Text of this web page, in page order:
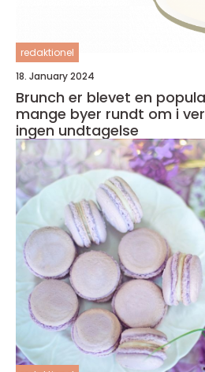
redaktionel
18. January 2024
Brunch er blevet en
mange byer rundt om i
ingen undtagelse